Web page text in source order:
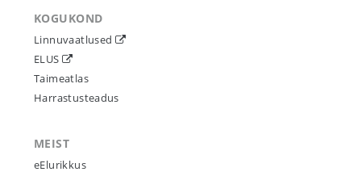
KOGUKOND
Linnuvaatlused
ELUS
Taimeatlas
Harrastusteadus
MEIST
eElurikkus